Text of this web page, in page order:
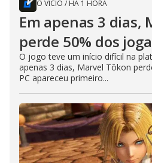
O VÍCIO / HÁ 1 HORA
Em apenas 3 dias,
perde 50% dos
O jogo teve um início difícil na
apenas 3 dias, Marvel Tōkon
PC apareceu primeiro...